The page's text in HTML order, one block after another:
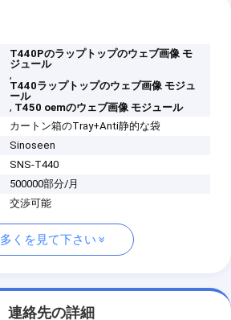
T440Pのラップトップのウェブ画像 モ
ジュール
,
T440ラップトップのウェブ画像 モジュ
ール
, T450 oemのウェブ画像 モジュール
カートン箱のTray+Anti静的な袋
Sinoseen
SNS-T440
500000部分/月
交渉可能
多くを見て下さい
連絡先の詳細